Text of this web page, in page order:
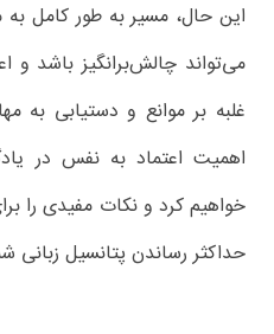
این حال، مسیر به طور کامل
می‌تواند چالش‌برانگیز باشد
غلبه بر موانع و دستیابی به
اهمیت اعتماد به نفس در
خواهیم کرد و نکات مفیدی را
حداکثر رساندن پتانسیل زبانی